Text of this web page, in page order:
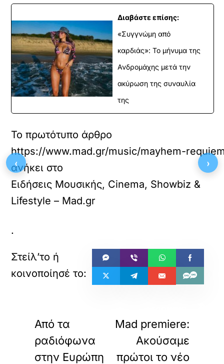
Διαβάστε επίσης:
«Συγγνώμη από
καρδιάς»: Το μήνυμα της
Ανδρομάχης μετά την
ακύρωση της συναυλία
της
Το πρωτότυπο άρθρο
https://www.mad.gr/music/mayhem-
ανήκει στο
Ειδήσεις Μουσικής, Cinema, Showbiz &
Lifestyle – Mad.gr
.
Από τα
ραδιόφωνα
στην Ευρώπη
Mad premiere:
Ακούσαμε
πρώτοι το νέο
‹ ›